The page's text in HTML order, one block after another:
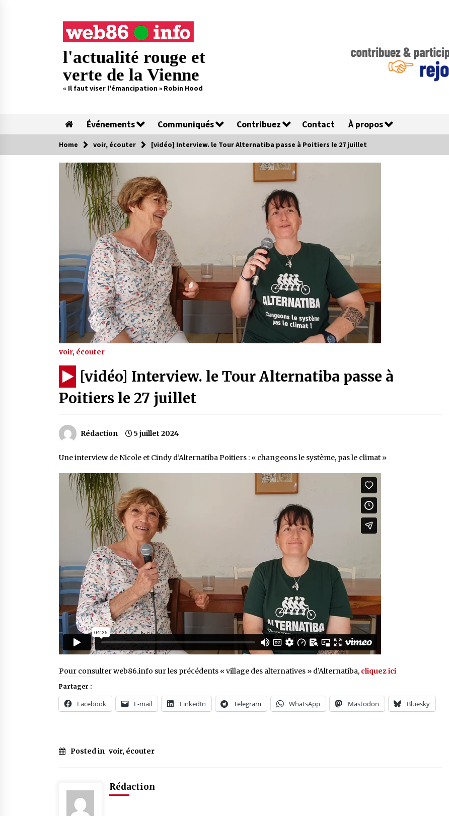
l'actualité rouge et
verte de la Vienne
« Il faut viser l'émancipation » Robin Hood
Événements Communiqués Contribuez Contact À propos
Home voir, écouter [vidéo] Interview. le Tour Alternatiba passe à Poitiers le 27 juillet
voir, écouter
[vidéo] Interview. le Tour Alternatiba passe à
Poitiers le 27 juillet
Rédaction 5 juillet 2024
Une interview de Nicole et Cindy d’Alternatiba Poitiers : « changeons le système, pas le climat »
Pour consulter web86.info sur les précédents « village des alternatives » d’Alternatiba, cliquez ici
Partager :
Facebook E-mail LinkedIn Telegram WhatsApp Mastodon Bluesky
Posted in voir, écouter
Rédaction